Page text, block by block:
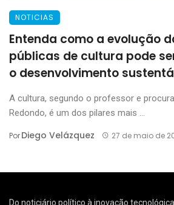
NOTICIAS
Entenda como a evolução
públicas de cultura pode
o desenvolvimento
A cultura, segundo o professor e
Redondo, é um dos pilares mais ...
PorDiego Velázquez 27 de maio de
Do noticiário político à inovação